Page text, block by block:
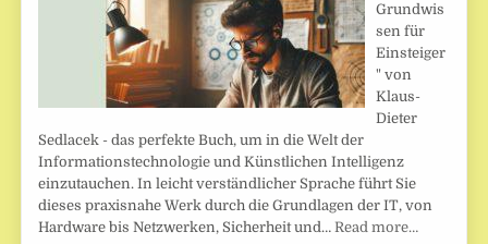
Grundwis
sen für
Einsteiger
" von
Klaus-
Dieter
Sedlacek - das perfekte Buch, um in die Welt der
Informationstechnologie und Künstlichen Intelligenz
einzutauchen. In leicht verständlicher Sprache führt Sie
dieses praxisnahe Werk durch die Grundlagen der IT, von
Hardware bis Netzwerken, Sicherheit und…Read more…